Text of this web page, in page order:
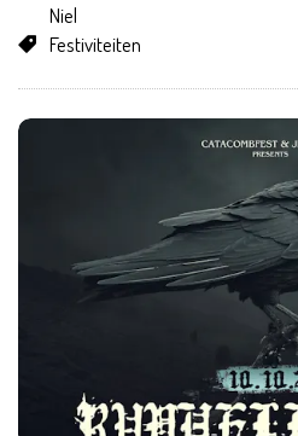
Niel
Festiviteiten